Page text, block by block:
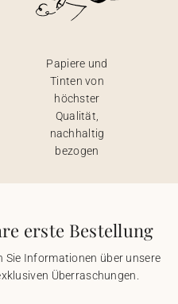
Papiere und
Tinten von
höchster
Qualität,
nachhaltig
bezogen
erste Bestellung
Sie Informationen über unsere
Überraschungen.